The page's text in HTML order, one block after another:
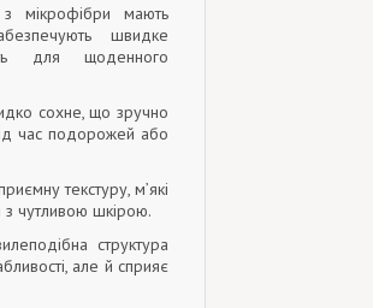
мікрофібри мають
швидке
для щоденного
сохне, що зручно
час подорожей або
текстуру, м’які
чутливою шкірою.
структура
але й сприяє